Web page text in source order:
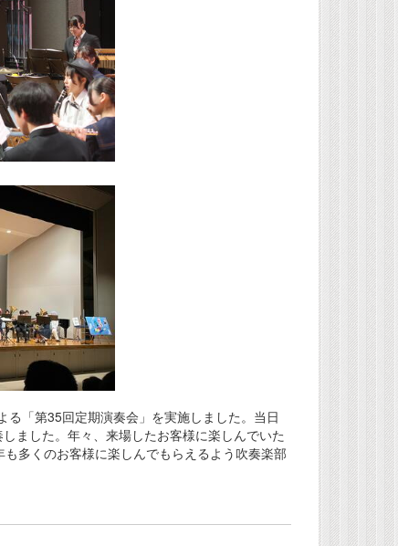
「第35回定期演奏会」を実施しました。当日
ました。年々、来場したお客様に楽しんでいた
多くのお客様に楽しんでもらえるよう吹奏楽部